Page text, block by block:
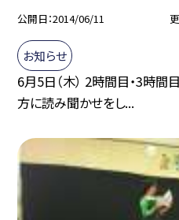
公開日 2014/06/11
お知らせ
6月5日（木） 2時間目・3時
方に読み聞かせをし...